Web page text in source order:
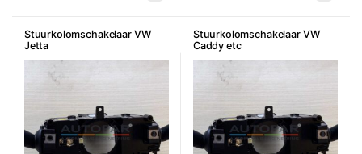
Stuurkolomschakelaar VW
Jetta
Stuurkolomschakelaar VW
Caddy etc